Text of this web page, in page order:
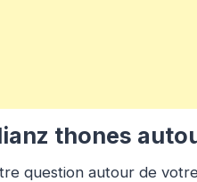
thones
question autour de